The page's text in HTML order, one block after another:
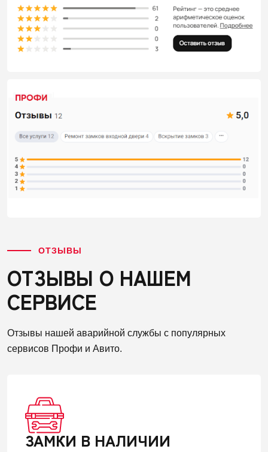
ОТЗЫВЫ
ОТЗЫВЫ О НАШЕМ
СЕРВИСЕ
Отзывы нашей аварийной службы с популярных
сервисов Профи и Авито.
ЗАМКИ В НАЛИЧИИ